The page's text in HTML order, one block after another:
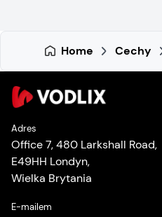
Home Cechy
Adres
Office 7, 480 Larkshall Road,
E49HH Londyn,
Wielka Brytania
E-mailem